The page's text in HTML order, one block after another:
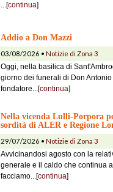
...[continua]
Addio a Don Mazzi
03/08/2026 • Notizie di Zona 3
Oggi, nella basilica di
giorno dei funerali di Don Antonio
fondatore...[continua]
Nella vicenda Lulli-Porpora
sordità di ALER e Regione
29/07/2026 • Notizie di Zona 3
Avvicinandosi agosto con la
generale e il caldo che continua
facciamo...[continua]